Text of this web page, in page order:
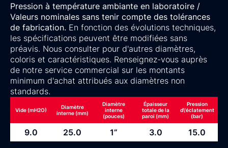
Pression à température ambiante en laboratoire /
Valeurs nominales sans tenir compte des tolérances
de fabrication. En fonction des évolutions techniques,
les spécifications peuvent être modifiées sans
préavis. Nous consulter pour d'autres diamètres,
coloris et caractéristiques. Renseignez-vous auprès
de notre service commercial sur les montants
minimum d'achat attribués aux diamètres non
standards.
Vide (mH2O)
Diamètre
interne (mm)
Diamètre
interne
(pouces)
Épaisseur
totale de la
paroi (mm)
Pression
d\'éclatement
(bar)
9.0 25.0 1” 3.0 15.0